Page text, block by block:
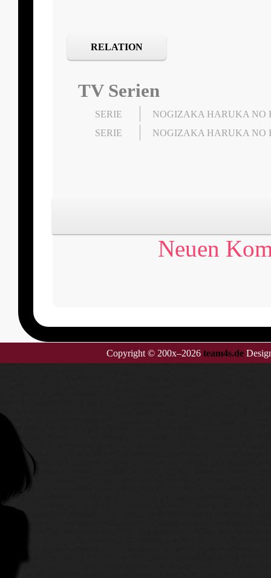
RELATION
TV Serien
SERIE
NOGIZAKA HARUKA NO
SERIE
NOGIZAKA HARUKA NO
Neuen
Copyright © 200x–2026 team4s.de